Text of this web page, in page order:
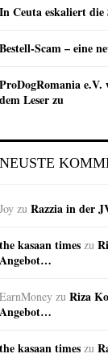
In Ceuta eskaliert
Bestell-Scam – eine
ProDogRomania e.V.
dem Leser zu
NEUSTE
Joy zu Razzia in der
the kasaan times zu
Angebot…
EarnMoney zu Riza
Angebot…
the kasaan times zu